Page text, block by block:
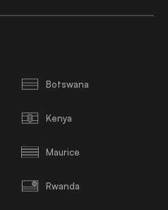
Botswana
Kenya
Maurice
Rwanda